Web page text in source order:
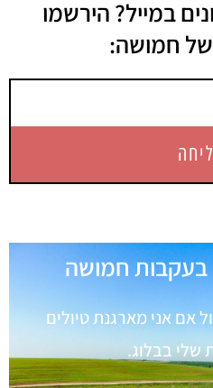
במייל? הירשמו
של חמושה:
בעקבות חמושה
אם אני מארגנת טיולים
שלי בבלוג.